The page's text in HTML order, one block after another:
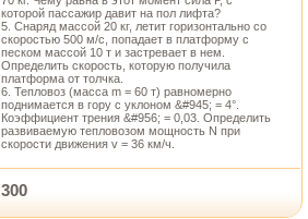
которой пассажир давит на пол лифта?
5. Снаряд массой 20 кг, летит горизонтально со
скоростью 500 м/с, попадает в платформу с
песком массой 10 т и застревает в нем.
Определить скорость, которую получила
платформа от толчка.
6. Тепловоз (масса m = 60 т) равномерно
поднимается в гору с уклоном &#945; = 4°.
Коэффициент трения &#956; = 0,03. Определить
развиваемую тепловозом мощность N при
скорости движения v = 36 км/ч.
300